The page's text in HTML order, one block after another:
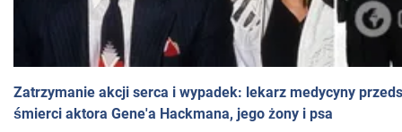
Zatrzymanie akcji serca i wypadek: lekarz medycyny
śmierci aktora Gene'a Hackmana, jego żony i psa